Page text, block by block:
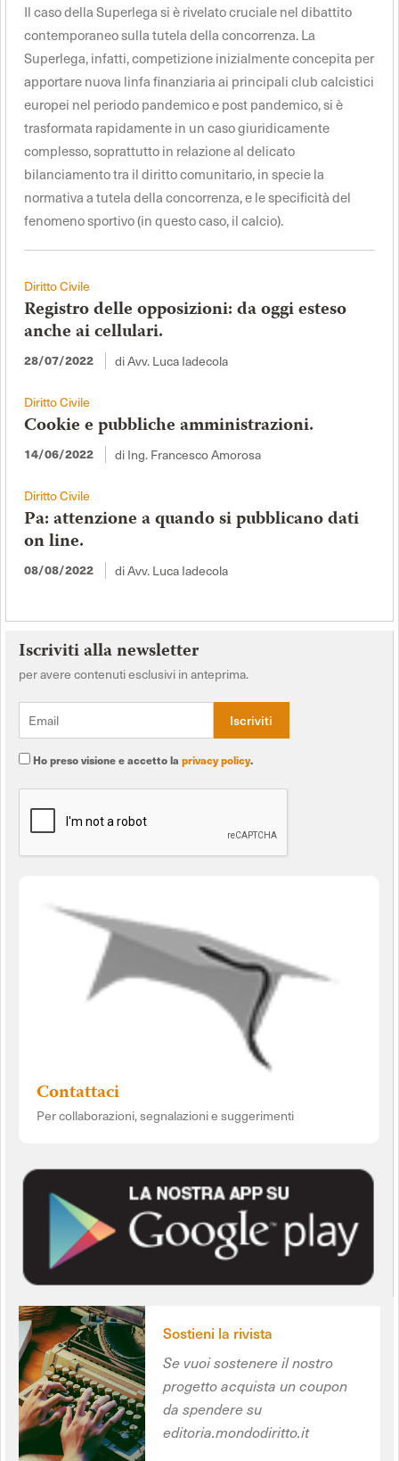
Il caso della Superlega si è rivelato cruciale nel dibattito
contemporaneo sulla tutela della concorrenza. La
Superlega, infatti, competizione inizialmente concepita per
apportare nuova linfa finanziaria ai principali club calcistici
europei nel periodo pandemico e post pandemico, si è
trasformata rapidamente in un caso giuridicamente
complesso, soprattutto in relazione al delicato
bilanciamento tra il diritto comunitario, in specie la
normativa a tutela della concorrenza, e le specificità del
fenomeno sportivo (in questo caso, il calcio).
Diritto Civile
Registro delle opposizioni: da oggi esteso
anche ai cellulari.
28/07/2022 di Avv. Luca Iadecola
Diritto Civile
Cookie e pubbliche amministrazioni.
14/06/2022 di Ing. Francesco Amorosa
Diritto Civile
Pa: attenzione a quando si pubblicano dati
on line.
08/08/2022 di Avv. Luca Iadecola
Iscriviti alla newsletter
per avere contenuti esclusivi in anteprima.
Ho preso visione e accetto la privacy policy.
Contattaci
Per collaborazioni, segnalazioni e suggerimenti
Sostieni la rivista
Se vuoi sostenere il nostro
progetto acquista un coupon
da spendere su
editoria.mondodiritto.it